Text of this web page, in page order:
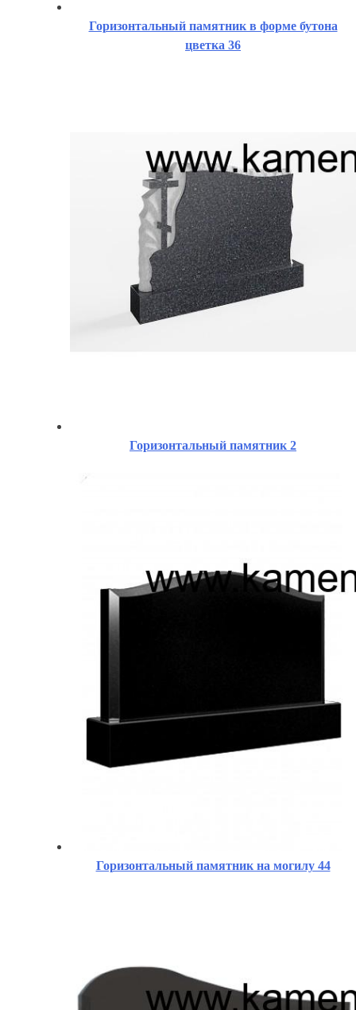
Горизонтальный памятник в форме бутона
цветка 36
Горизонтальный памятник 2
Горизонтальный памятник на могилу 44